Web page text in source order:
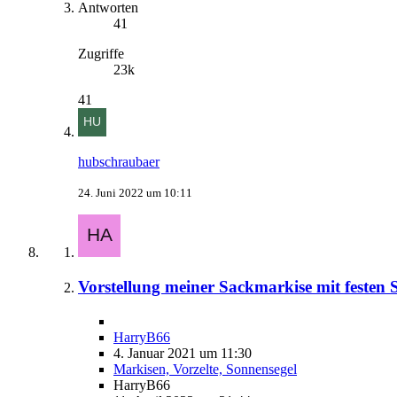
Antworten
41
Zugriffe
23k
41
hubschraubaer
24. Juni 2022 um 10:11
Vorstellung meiner Sackmarkise mit festen
HarryB66
4. Januar 2021 um 11:30
Markisen, Vorzelte, Sonnensegel
HarryB66